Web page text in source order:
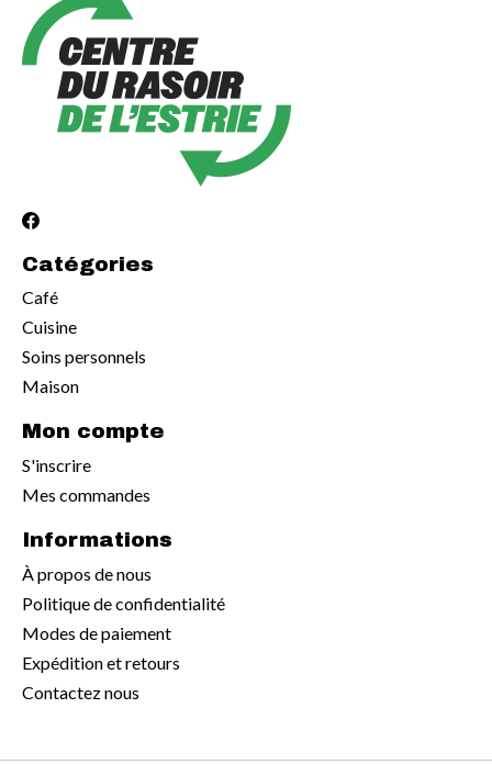
Catégories
Café
Cuisine
Soins personnels
Maison
Mon compte
S'inscrire
Mes commandes
Informations
À propos de nous
Politique de confidentialité
Modes de paiement
Expédition et retours
Contactez nous